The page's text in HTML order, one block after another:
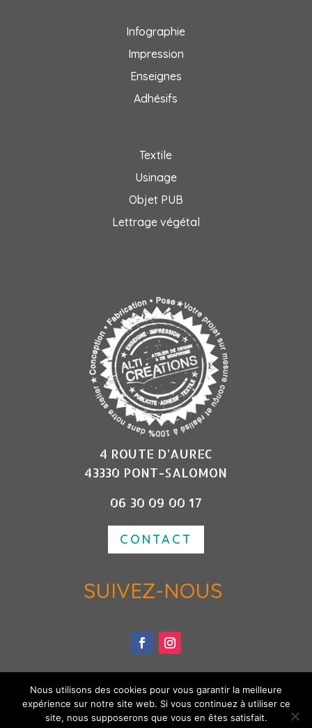
Infographie
Impression
Enseignes
Adhésifs
Textile
Usinage
Objet PUB
Lettrage végétal
4 ROUTE D’AUREC
43330 PONT-SALOMON
06 30 09 00 17
CONTACT
SUIVEZ-NOUS
Nous utilisons des cookies pour vous garantir la meilleure
expérience sur notre site web. Si vous continuez à utiliser ce
site, nous supposerons que vous en êtes satisfait.